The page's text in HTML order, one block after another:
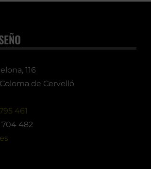
116
de Cervelló
461
704 482